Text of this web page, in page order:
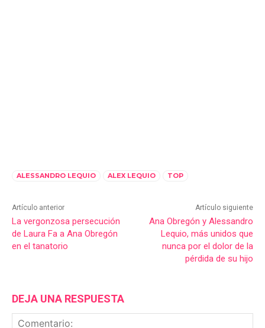
ALESSANDRO LEQUIO ALEX LEQUIO TOP
Artículo anterior
La vergonzosa persecución
de Laura Fa a Ana Obregón
en el tanatorio
Artículo siguiente
Ana Obregón y Alessandro
Lequio, más unidos que
nunca por el dolor de la
pérdida de su hijo
DEJA UNA RESPUESTA